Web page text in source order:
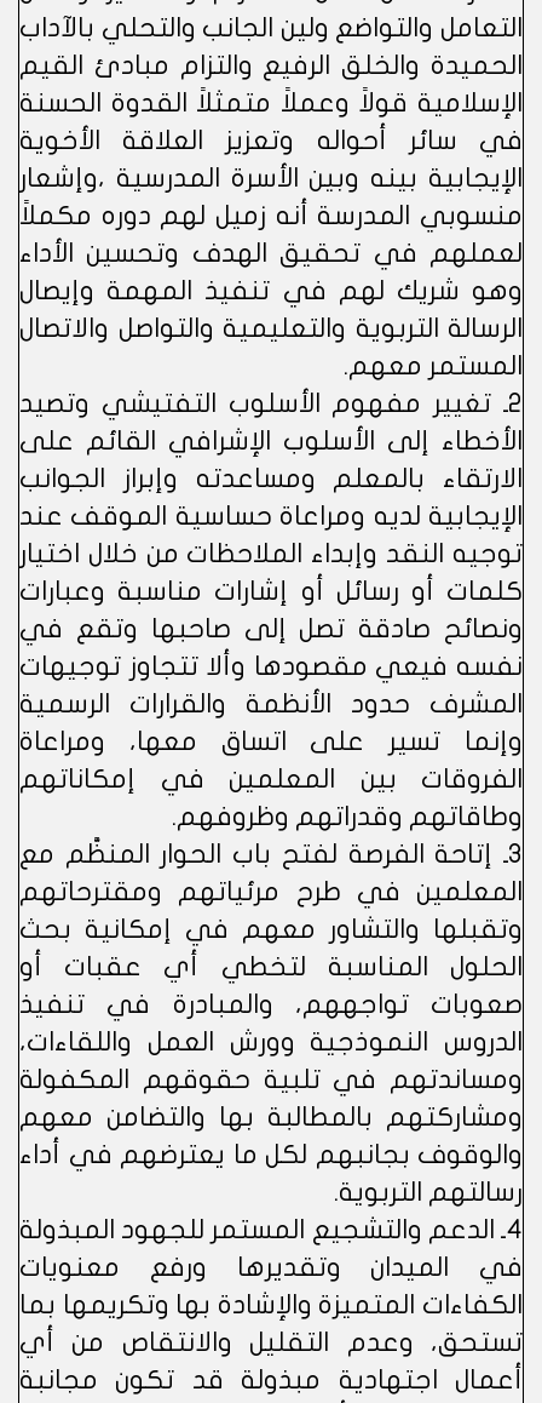
التعامل والتواضع ولين الجانب والتحلي بالآداب
الحميدة والخلق الرفيع والتزام مبادئ القيم
الإسلامية قولاً وعملاً متمثلاً القدوة الحسنة
في سائر أحواله وتعزيز العلاقة الأخوية
الإيجابية بينه وبين الأسرة المدرسية ،وإشعار
منسوبي المدرسة أنه زميل لهم دوره مكملاً
لعملهم في تحقيق الهدف وتحسين الأداء
وهو شريك لهم في تنفيذ المهمة وإيصال
الرسالة التربوية والتعليمية والتواصل والاتصال
المستمر معهم.
2ـ تغيير مفهوم الأسلوب التفتيشي وتصيد
الأخطاء إلى الأسلوب الإشرافي القائم على
الارتقاء بالمعلم ومساعدته وإبراز الجوانب
الإيجابية لديه ومراعاة حساسية الموقف عند
توجيه النقد وإبداء الملاحظات من خلال اختيار
كلمات أو رسائل أو إشارات مناسبة وعبارات
ونصائح صادقة تصل إلى صاحبها وتقع في
نفسه فيعي مقصودها وألا تتجاوز توجيهات
المشرف حدود الأنظمة والقرارات الرسمية
وإنما تسير على اتساق معها، ومراعاة
الفروقات بين المعلمين في إمكاناتهم
وطاقاتهم وقدراتهم وظروفهم.
3ـ إتاحة الفرصة لفتح باب الحوار المنظَّم مع
المعلمين في طرح مرئياتهم ومقترحاتهم
وتقبلها والتشاور معهم في إمكانية بحث
الحلول المناسبة لتخطي أي عقبات أو
صعوبات تواجههم، والمبادرة في تنفيذ
الدروس النموذجية وورش العمل واللقاءات،
ومساندتهم في تلبية حقوقهم المكفولة
ومشاركتهم بالمطالبة بها والتضامن معهم
والوقوف بجانبهم لكل ما يعترضهم في أداء
رسالتهم التربوية.
4ـ الدعم والتشجيع المستمر للجهود المبذولة
في الميدان وتقديرها ورفع معنويات
الكفاءات المتميزة والإشادة بها وتكريمها بما
تستحق، وعدم التقليل والانتقاص من أي
أعمال اجتهادية مبذولة قد تكون مجانبة